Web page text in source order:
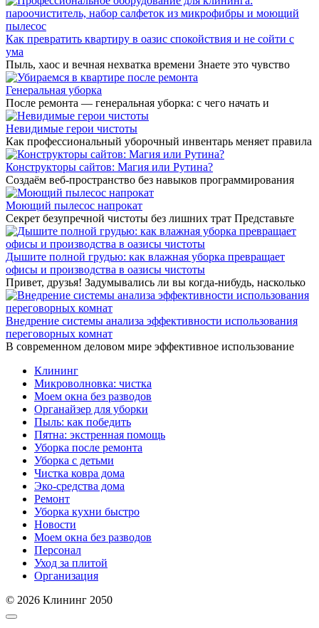
Как превратить квартиру в оазис спокойствия и не сойти с
ума
Пыль, хаос и вечная нехватка времени Знаете это чувство
Генеральная уборка
После ремонта — генеральная уборка: с чего начать и
Невидимые герои чистоты
Как профессиональный уборочный инвентарь меняет правила
Конструкторы сайтов: Магия или Рутина?
Создаём веб-пространство без навыков программирования
Моющий пылесос напрокат
Секрет безупречной чистоты без лишних трат Представьте
Дышите полной грудью: как влажная уборка превращает
офисы и производства в оазисы чистоты
Привет, друзья! Задумывались ли вы когда-нибудь, насколько
Внедрение системы анализа эффективности использования
переговорных комнат
В современном деловом мире эффективное использование
Клининг
Микроволновка: чистка
Моем окна без разводов
Органайзер для уборки
Пыль: как победить
Пятна: экстренная помощь
Уборка после ремонта
Уборка с детьми
Чистка ковра дома
Эко-средства дома
Ремонт
Уборка кухни быстро
Новости
Моем окна без разводов
Персонал
Уход за плитой
Организация
© 2026 Клининг 2050